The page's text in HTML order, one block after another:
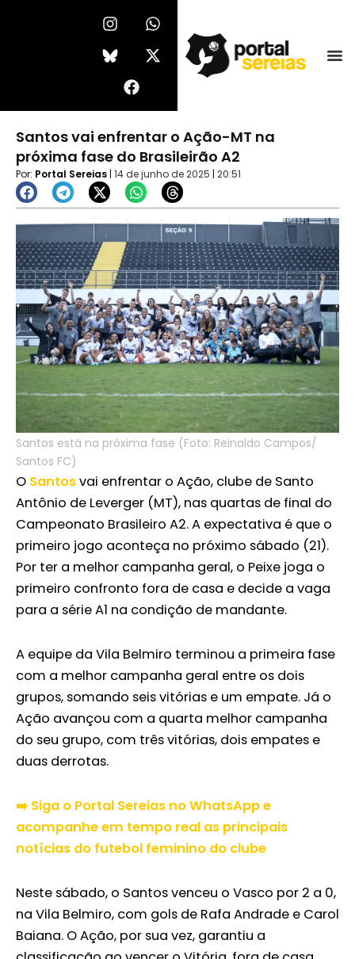
I
n
s
t
r
a
m
W
h
a
t
p
X
-
t
w
t
r
b
o
o
Santos vai enfrentar o Ação-MT na
próxima fase do Brasileirão A2
Por: Portal Sereias | 14 de junho de 2025 | 20:51
Santos está na próxima fase (Foto: Reinaldo Campos/
Santos FC)
O Santosvai enfrentar o Ação, clube de Santo
Antônio de Leverger (MT), nas quartas de final do
Campeonato Brasileiro A2. A expectativa é que o
primeiro jogo aconteça no próximo sábado (21).
Por ter a melhor campanha geral, o Peixe joga o
primeiro confronto fora de casa e decide a vaga
para a série A1 na condição de mandante.
A equipe da Vila Belmiro terminou a primeira fase
com a melhor campanha geral entre os dois
grupos, somando seis vitórias e um empate. Já o
Ação avançou com a quarta melhor campanha
do seu grupo, com três vitórias, dois empates e
duas derrotas.
➡️ Siga o Portal Sereias no WhatsApp e
acompanhe em tempo real as principais
notícias do futebol feminino do clube
Neste sábado, o Santos venceu o Vasco por 2 a 0,
na Vila Belmiro, com gols de Rafa Andrade e Carol
Baiana. O Ação, por sua vez, garantiu a